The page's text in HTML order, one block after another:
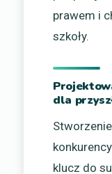
prawem i
szkoły.
dla
klucz do